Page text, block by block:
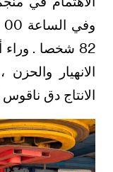
الانهيار
الانتاج دق